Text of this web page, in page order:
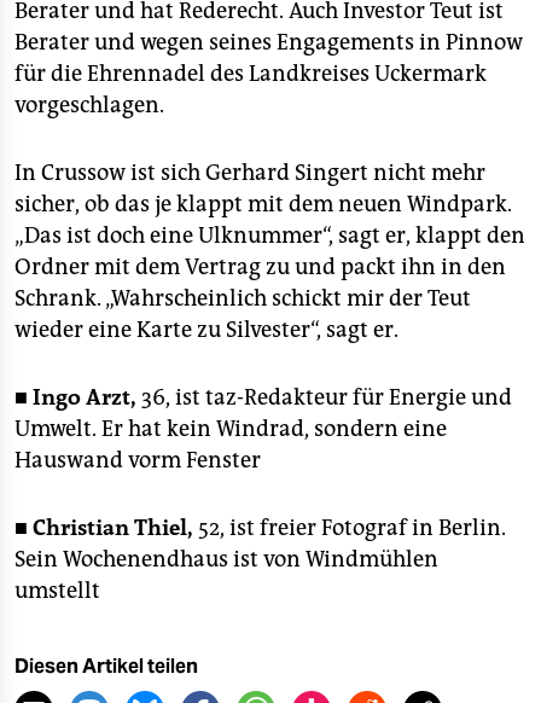
Berater und hat Rederecht. Auch Investor Teut ist
Berater und wegen seines Engagements in Pinnow
für die Ehrennadel des Landkreises Uckermark
vorgeschlagen.
In Crussow ist sich Gerhard Singert nicht mehr
sicher, ob das je klappt mit dem neuen Windpark.
„Das ist doch eine Ulknummer“, sagt er, klappt den
Ordner mit dem Vertrag zu und packt ihn in den
Schrank. „Wahrscheinlich schickt mir der Teut
wieder eine Karte zu Silvester“, sagt er.
■ Ingo Arzt, 36, ist taz-Redakteur für Energie und
Umwelt. Er hat kein Windrad, sondern eine
Hauswand vorm Fenster
■ Christian Thiel, 52, ist freier Fotograf in Berlin.
Sein Wochenendhaus ist von Windmühlen
umstellt
Diesen Artikel teilen